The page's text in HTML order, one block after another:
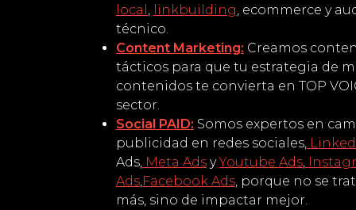
local
linkbuilding , ecommerce y
técnico.
Content Marketing: Creamos
tácticos para que tu estrategia de
contenidos te convierta en TOP
sector.
Social PAID: Somos expertos en
publicidad en redes sociales,
Ads, Meta Ads yYoutube Ads
Ads Facebook Ads , porque no se
más, sino de impactar mejor.